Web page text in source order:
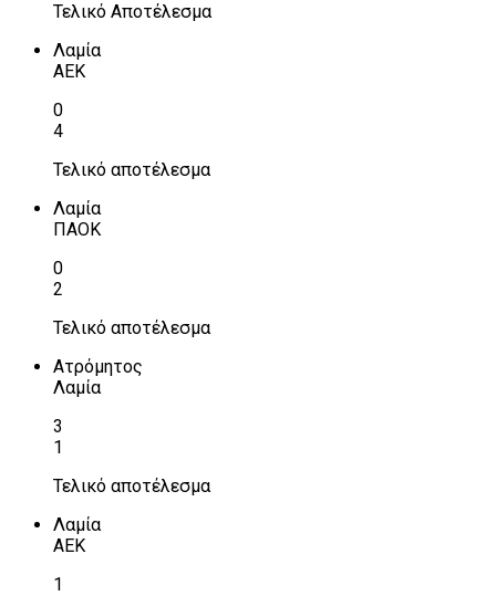
Τελικό Αποτέλεσμα
Λαμία
ΑΕΚ
0
4
Τελικό αποτέλεσμα
Λαμία
ΠΑΟΚ
0
2
Τελικό αποτέλεσμα
Ατρόμητος
Λαμία
3
1
Τελικό αποτέλεσμα
Λαμία
ΑΕΚ
1